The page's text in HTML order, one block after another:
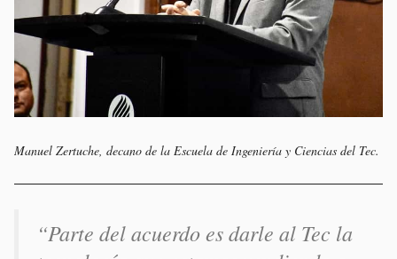
Manuel Zertuche, decano de la Escuela de Ingeniería y Ciencias del Tec.
“Parte del acuerdo es darle al Tec la